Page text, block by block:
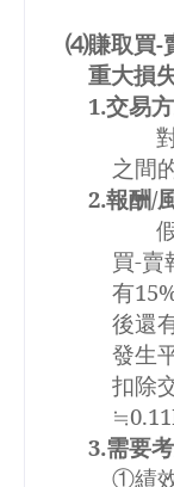
⑷賺取買-
重大損
1.交易
之間
2.報酬/
買-賣
有
後還
發生
扣除
≒
3.需要
①績